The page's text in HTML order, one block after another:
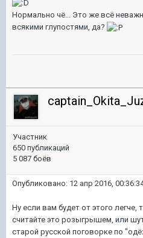
Нормально чё... Это же всё
всякими глупостями, да?
Участник
650 публикаций
5 087 боёв
Опубликовано: 12 апр 2016,
Ну если вам будет от этого
считайте это розыгрышем, или
старой русской поговорке по